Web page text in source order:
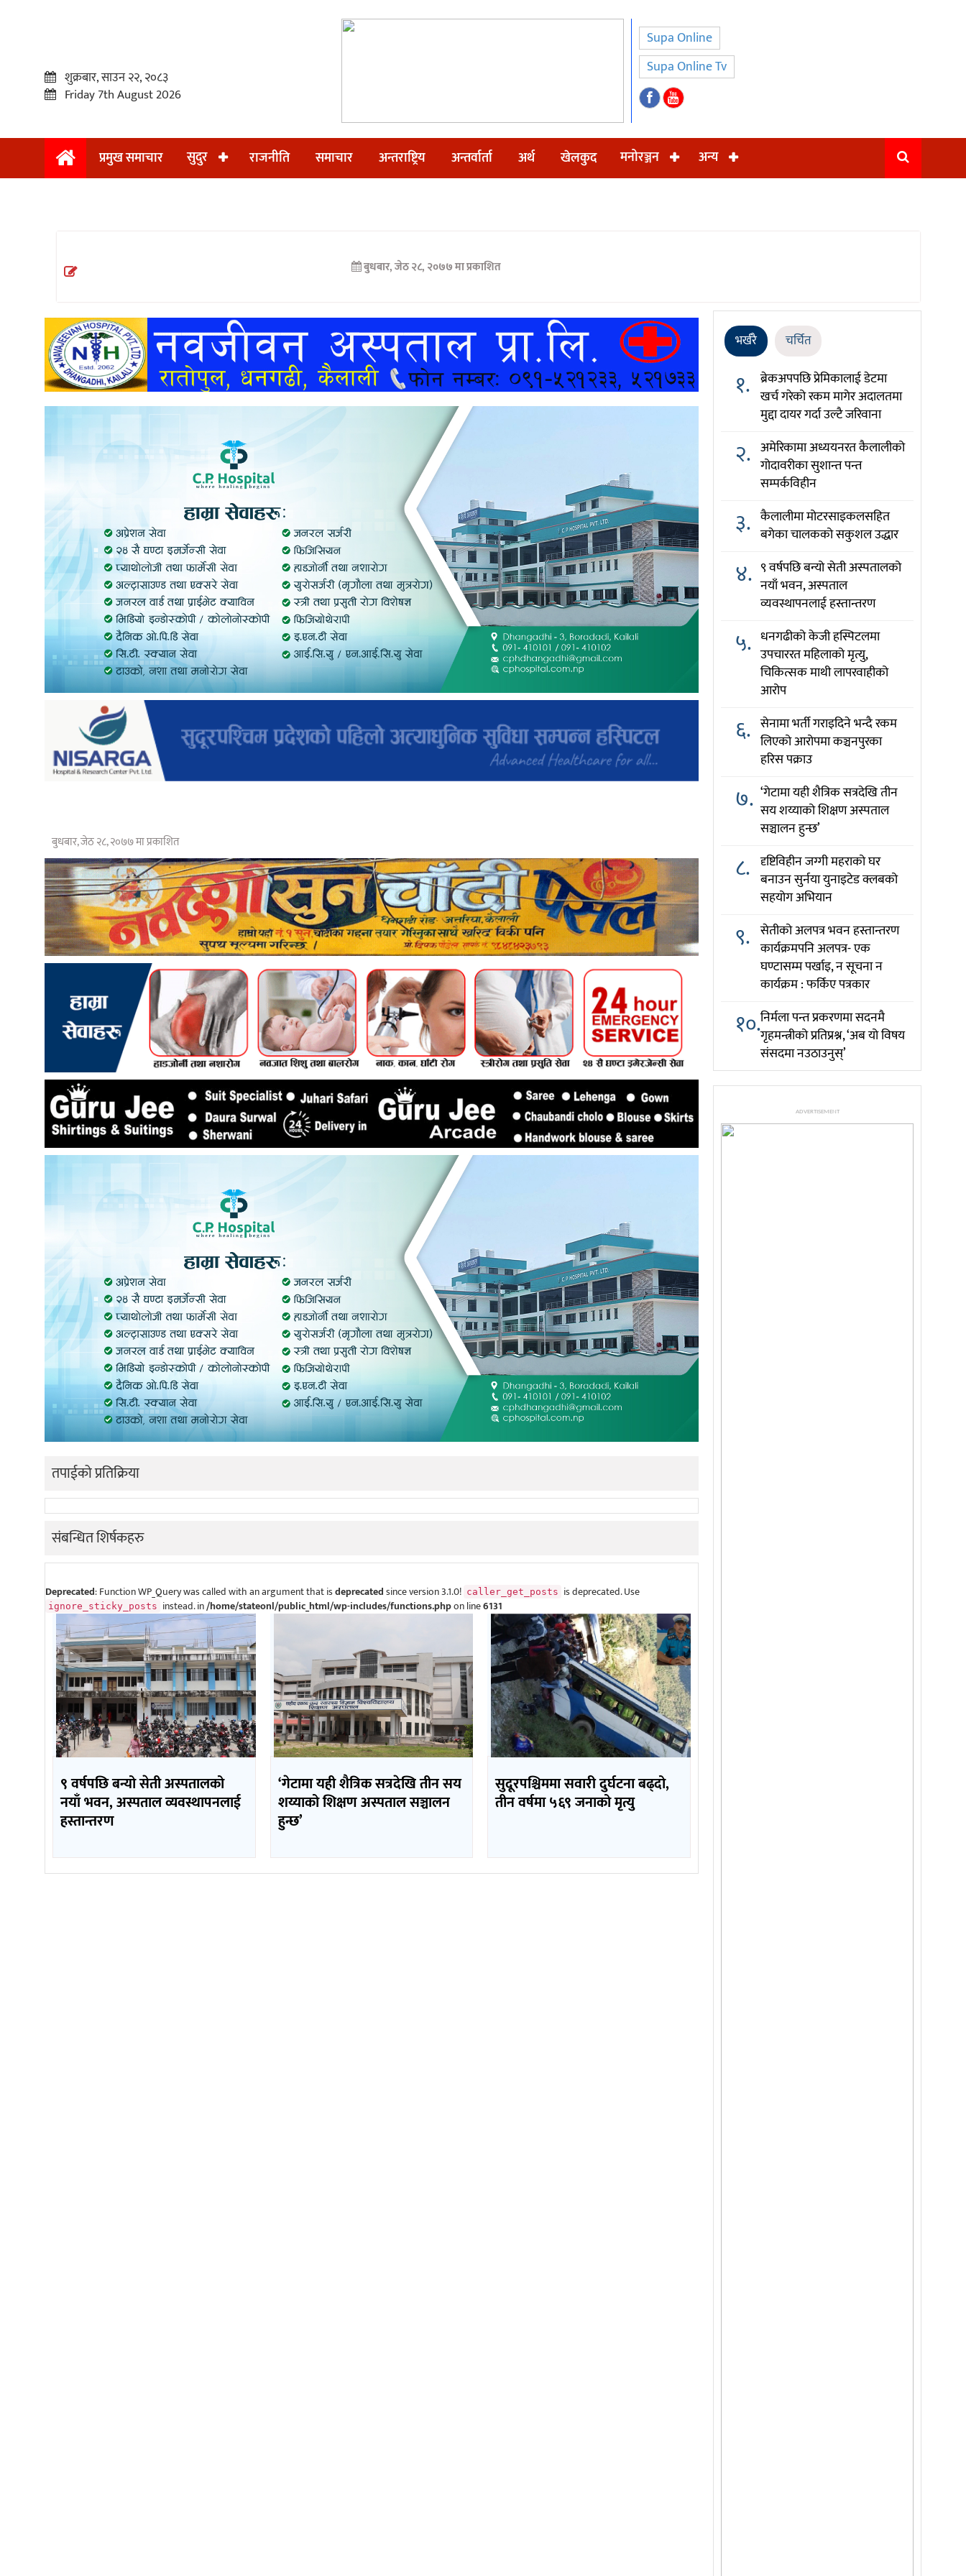
प्रमुख
अन्तराष्ट्रिय
अन्तर्वार्ता
खेलकुद
शुक्रबार, साउन २२, २०८३
Friday 7th August 2026
Supa Online
Supa Online Tv
प्रमुख समाचार सुदुर राजनीति समाचार अन्तराष्ट्रिय अन्तर्वार्ता अर्थ खेलकुद मनोरञ्जन अन्य
बुधबार, जेठ २८, २०७७ मा प्रकाशित
बुधबार, जेठ २८, २०७७ मा प्रकाशित
तपाईको प्रतिक्रिया
संबन्धित शिर्षकहरु
Deprecated: Function WP_Query was called with an argument that isdeprecatedsince version 3.1.0! caller_get_posts is deprecated. Use
ignore_sticky_posts instead. in/home/stateonl/public_html/wp-includes/functions.phpon line6131
९ वर्षपछि बन्यो सेती अस्पतालको
नयाँ भवन, अस्पताल व्यवस्थापनलाई
हस्तान्तरण
‘गेटामा यही शैत्रिक सत्रदेखि तीन सय
शय्याको शिक्षण अस्पताल सञ्चालन
हुन्छ’
सुदूरपश्चिममा सवारी दुर्घटना बढ्दो,
तीन वर्षमा ५६९ जनाको मृत्यु
भर्खरै चर्चित
१. ब्रेकअपपछि प्रेमिकालाई डेटमा
खर्च गरेको रकम मागेर अदालतमा
मुद्दा दायर गर्दा उल्टै जरिवाना
२. अमेरिकामा अध्ययनरत कैलालीको
गोदावरीका सुशान्त पन्त
सम्पर्कविहीन
३. कैलालीमा मोटरसाइकलसहित
बगेका चालकको सकुशल उद्धार
४. ९ वर्षपछि बन्यो सेती अस्पतालको
नयाँ भवन, अस्पताल
व्यवस्थापनलाई हस्तान्तरण
५. धनगढीको केजी हस्पिटलमा
उपचाररत महिलाको मृत्यु,
चिकित्सक माथी लापरवाहीको
आरोप
६. सेनामा भर्ती गराइदिने भन्दै रकम
लिएको आरोपमा कञ्चनपुरका
हरिस पक्राउ
७. ‘गेटामा यही शैत्रिक सत्रदेखि तीन
सय शय्याको शिक्षण अस्पताल
सञ्चालन हुन्छ’
८. दृष्टिविहीन जग्गी महराको घर
बनाउन सुर्नया युनाइटेड क्लबको
सहयोग अभियान
९. सेतीको अलपत्र भवन हस्तान्तरण
कार्यक्रमपनि अलपत्र- एक
घण्टासम्म पर्खाइ, न सूचना न
कार्यक्रम : फर्किए पत्रकार
१०.निर्मला पन्त प्रकरणमा सदनमै
गृहमन्त्रीको प्रतिप्रश्न, ‘अब यो विषय
संसदमा नउठाउनुस्’
ADVERTISEMENT